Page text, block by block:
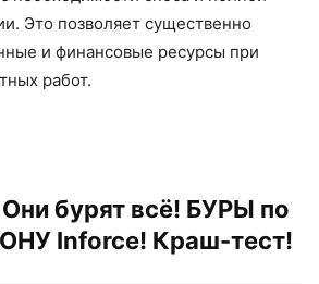
Это позволяет существенно
и финансовые ресурсы при
работ.
бурят всё! БУРЫ по
Inforce! Краш-тест!